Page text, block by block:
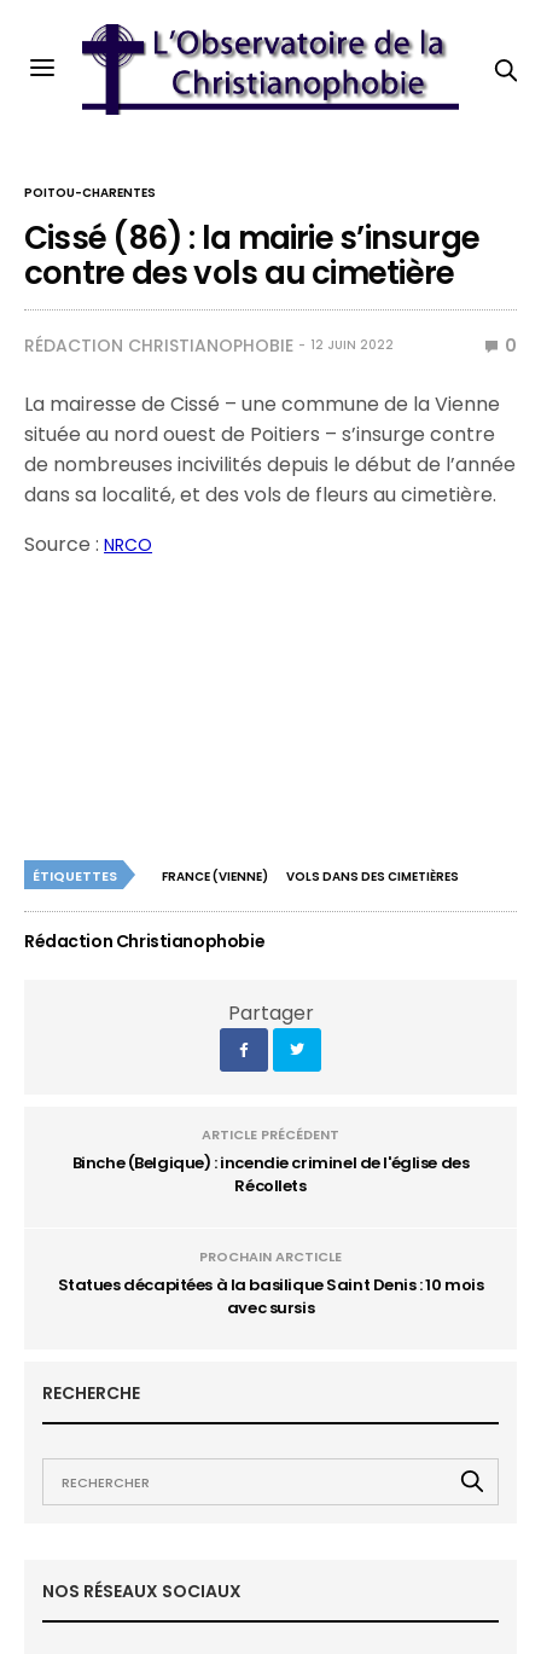
POITOU-CHARENTES
Cissé (86) : la mairie s’insurge
contre des vols au cimetière
RÉDACTION CHRISTIANOPHOBIE 12 JUIN 2022 0
La mairesse de Cissé – une commune de la Vienne
située au nord ouest de Poitiers – s’insurge contre
de nombreuses incivilités depuis le début de l’année
dans sa localité, et des vols de fleurs au cimetière.
Source :NRCO
ÉTIQUETTES FRANCE (VIENNE) VOLS DANS DES CIMETIÈRES
Rédaction Christianophobie
Partager
ARTICLE PRÉCÉDENT
Binche (Belgique) : incendie criminel de l'église des
Récollets
PROCHAIN ARCTICLE
Statues décapitées à la basilique Saint Denis : 10 mois
avec sursis
RECHERCHE
NOS RÉSEAUX SOCIAUX